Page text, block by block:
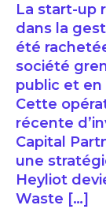
La start-up
dans la
été
société
public et
Cette
récente
Capital
une
Heyliot
Waste […]